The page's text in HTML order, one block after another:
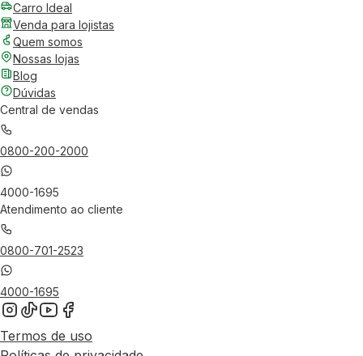
Carro Ideal
Venda para lojistas
Quem somos
Nossas lojas
Blog
Dúvidas
Central de vendas
0800-200-2000
4000-1695
Atendimento ao cliente
0800-701-2523
4000-1695
Termos de uso